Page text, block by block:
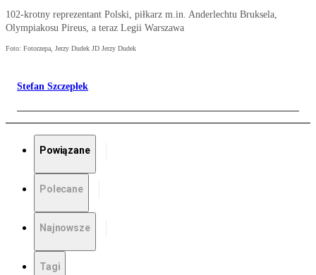
102-krotny reprezentant Polski, piłkarz m.in. Anderlechtu Bruksela,
Olympiakosu Pireus, a teraz Legii Warszawa
Foto: Fotorzepa, Jerzy Dudek JD Jerzy Dudek
Stefan Szczepłek
Powiązane
Polecane
Najnowsze
Tagi